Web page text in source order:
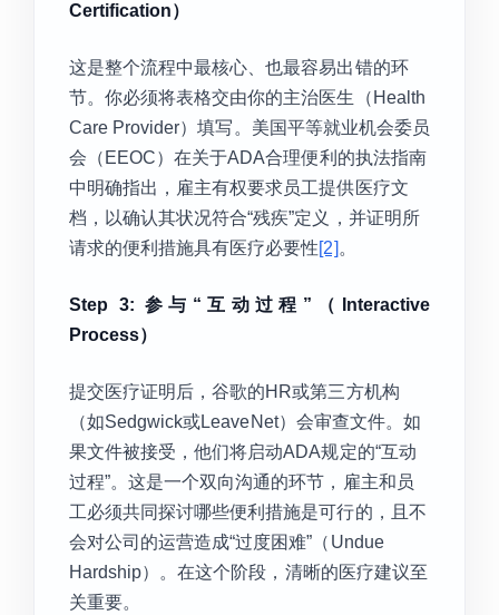
Certification）
这是整个流程中最核心、也最容易出错的环
节。你必须将表格交由你的主治医生（Health
Care Provider）填写。美国平等就业机会委员
会（EEOC）在关于ADA合理便利的执法指南
中明确指出，雇主有权要求员工提供医疗文
档，以确认其状况符合“残疾”定义，并证明所
请求的便利措施具有医疗必要性[2] 。
Step 3: 参与“互动过程”（Interactive
Process）
提交医疗证明后，谷歌的HR或第三方机构
（如Sedgwick或LeaveNet）会审查文件。如
果文件被接受，他们将启动ADA规定的“互动
过程”。这是一个双向沟通的环节，雇主和员
工必须共同探讨哪些便利措施是可行的，且不
会对公司的运营造成“过度困难”（Undue
Hardship）。在这个阶段，清晰的医疗建议至
关重要。